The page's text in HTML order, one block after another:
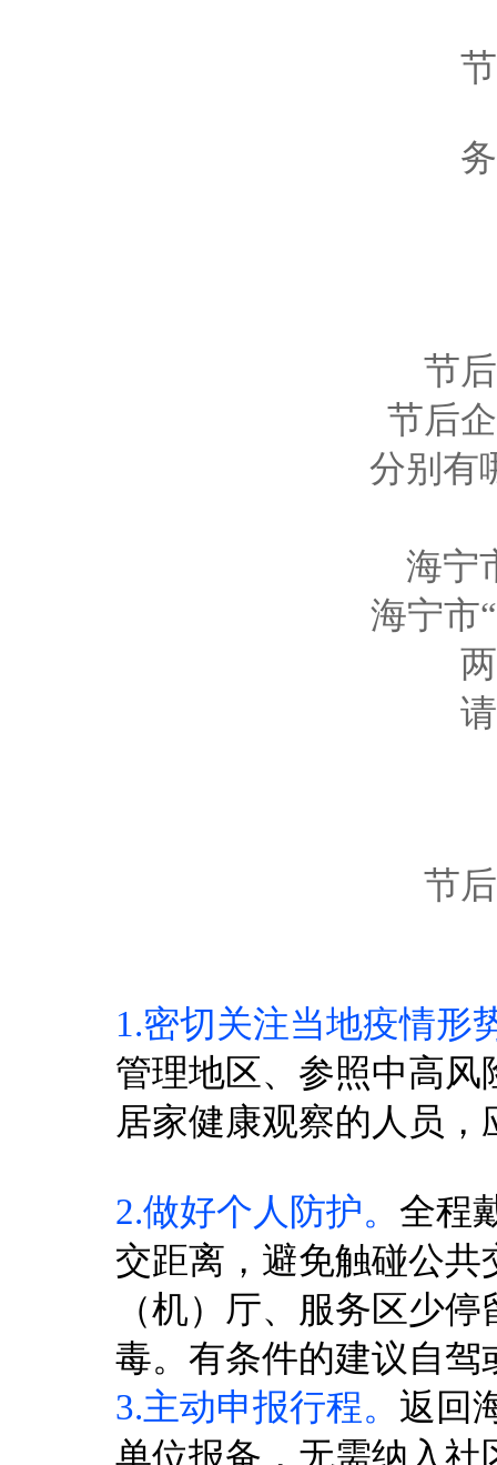
节
节后
分别有
海宁
海宁市
节
1.密切关注当地疫情形
管理地区、参照中高
居家健康观察的人员
2.做好个人防护。 全程
交距离，避免触碰公
（机）厅、服务区少
毒。有条件的建议自驾
3.主动申报行程。 返回
单位报备，无需纳入